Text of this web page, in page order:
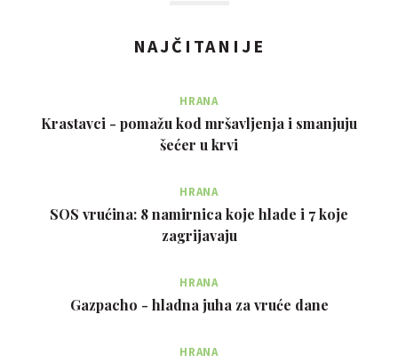
NAJČITANIJE
HRANA
Krastavci - pomažu kod mršavljenja i smanjuju
šećer u krvi
HRANA
SOS vrućina: 8 namirnica koje hlade i 7 koje
zagrijavaju
HRANA
Gazpacho - hladna juha za vruće dane
HRANA